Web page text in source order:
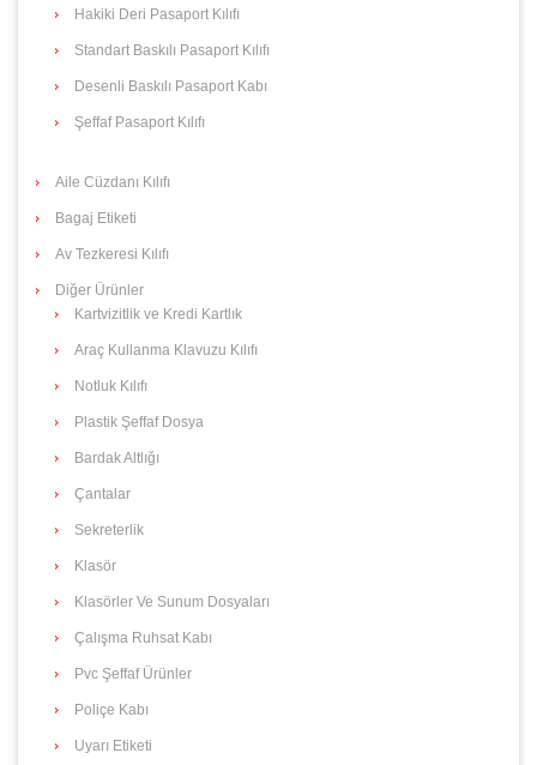
Hakiki Deri Pasaport Kılıfı
Standart Baskılı Pasaport Kılıfı
Desenli Baskılı Pasaport Kabı
Şeffaf Pasaport Kılıfı
Aile Cüzdanı Kılıfı
Bagaj Etiketi
Av Tezkeresi Kılıfı
Diğer Ürünler
Kartvizitlik ve Kredi Kartlık
Araç Kullanma Klavuzu Kılıfı
Notluk Kılıfı
Plastik Şeffaf Dosya
Bardak Altlığı
Çantalar
Sekreterlik
Klasör
Klasörler Ve Sunum Dosyaları
Çalışma Ruhsat Kabı
Pvc Şeffaf Ürünler
Poliçe Kabı
Uyarı Etiketi